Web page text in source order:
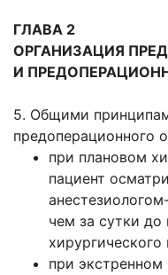
ГЛАВА 2
ОРГАНИЗАЦИЯ
И
5. Общими
предоперационного
при плановом
пациент
чем за сутки до
при экстренном